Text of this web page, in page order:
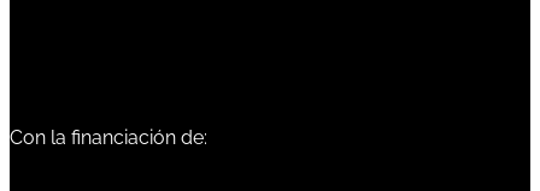
Con la financiación de: